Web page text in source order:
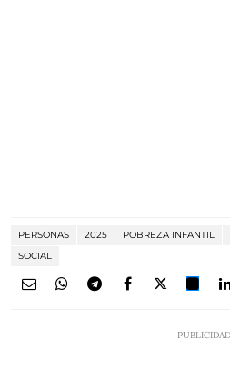
PERSONAS 2025 POBREZA INFANTIL
SOCIAL